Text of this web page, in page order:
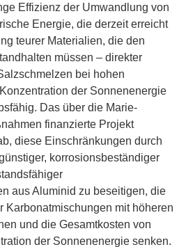
Effizienz der Umwandlung von
Energie, die derzeit erreicht
teurer Materialien, die den
müssen – direkter
bei hohen
der Sonnenenergie
Das über die Marie-
finanzierte Projekt
diese Einschränkungen durch
korrosionsbeständiger
aus Aluminid zu beseitigen, die
Karbonatmischungen mit höheren
und die Gesamtkosten von
der Sonnenenergie senken.